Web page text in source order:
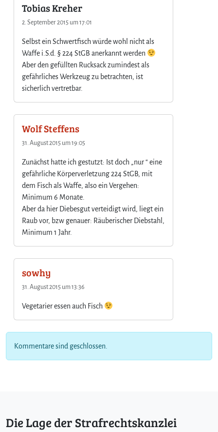
Tobias Kreher
2. September 2015 um 17:01
Selbst ein Schwertfisch würde wohl nicht als
Waffe i.S.d. § 224 StGB anerkannt werden
Aber den gefüllten Rucksack zumindest als
gefährliches Werkzeug zu betrachten, ist
sicherlich vertretbar.
Wolf Steffens
31. August 2015 um 19:05
Zunächst hatte ich gestutzt: Ist doch „nur “ eine
gefährliche Körperverletzung 224 StGB, mit
dem Fisch als Waffe, also ein Vergehen:
Minimum 6 Monate.
Aber da hier Diebesgut verteidigt wird, liegt ein
Raub vor, bzw genauer: Räuberischer Diebstahl,
Minimum 1 Jahr.
sowhy
31. August 2015 um 13:36
Vegetarier essen auch Fisch
Kommentare sind geschlossen.
Die Lage der Strafrechtskanzlei